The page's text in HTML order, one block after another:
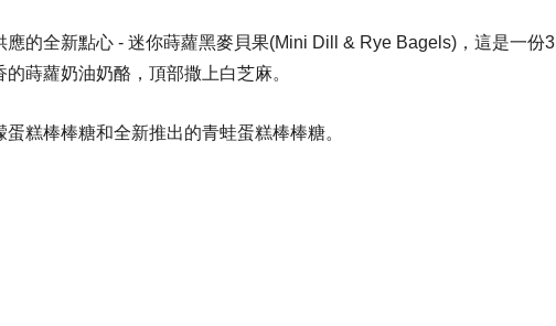
的全新點心 - 迷你蒔蘿黑麥貝果(Mini Dill & Rye Bagels)，這是一份3
蒔蘿奶油奶酪，頂部撒上白芝麻。
糕棒棒糖和全新推出的青蛙蛋糕棒棒糖。